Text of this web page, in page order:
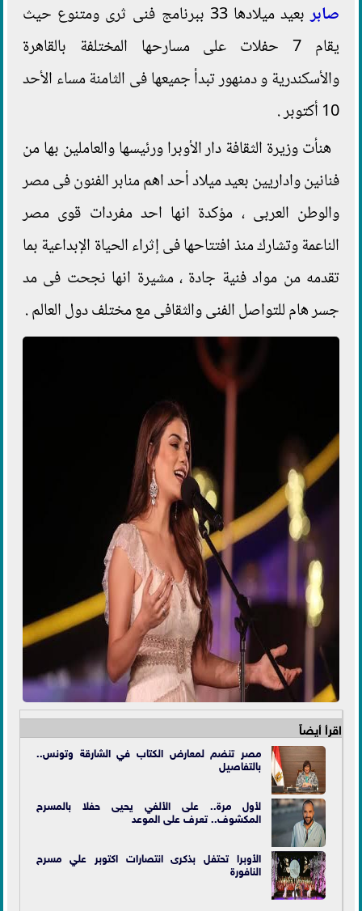
صابر
بعيد ميلادها 33 ببرنامج فنى ثرى ومتنوع حيث
يقام 7 حفلات على مسارحها المختلفة بالقاهرة
والأسكندرية و دمنهور تبدأ جميعها فى الثامنة مساء الأحد
10 أكتوبر .
هنأت وزيرة الثقافة دار الأوبرا ورئيسها والعاملين بها من
فنانين واداريين بعيد ميلاد أحد اهم منابر الفنون فى مصر
والوطن العربى ، مؤكدة انها احد مفردات قوى مصر
الناعمة وتشارك منذ افتتاحها فى إثراء الحياة الإبداعية بما
تقدمه من مواد فنية جادة ، مشيرة انها نجحت فى مد
جسر هام للتواصل الفنى والثقافى مع مختلف دول العالم .
اقرأ أيضاً
مصر تنضم لمعارض الكتاب في الشارقة وتونس..
بالتفاصيل
لأول مرة.. على الألفي يحيى حفلا بالمسرح
المكشوف.. تعرف على الموعد
الأوبرا تحتفل بذكرى انتصارات اكتوبر علي مسرح
النافورة